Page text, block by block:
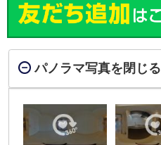
パノラマ写真を閉じる